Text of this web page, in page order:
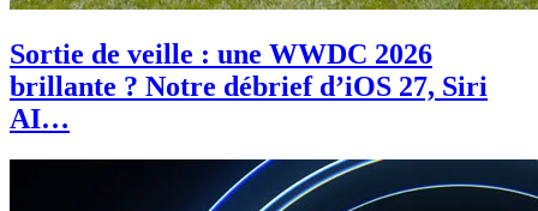
Sortie de veille : une WWDC 2026
brillante ? Notre débrief d’iOS 27, Siri
AI…